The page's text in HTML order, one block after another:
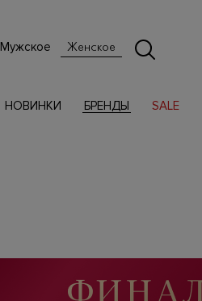
Мужское Женское
НОВИНКИ БРЕНДЫ SALE